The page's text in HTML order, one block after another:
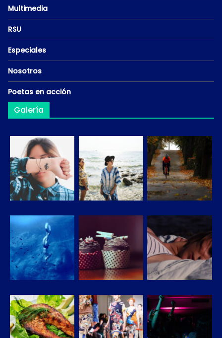
Multimedia
RSU
Especiales
Nosotros
Poetas en acción
Galería